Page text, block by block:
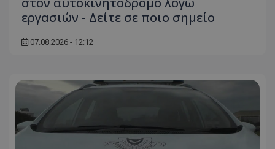
εργασιών - Δείτε σε ποιο σημείο
07.08.2026 - 12:12